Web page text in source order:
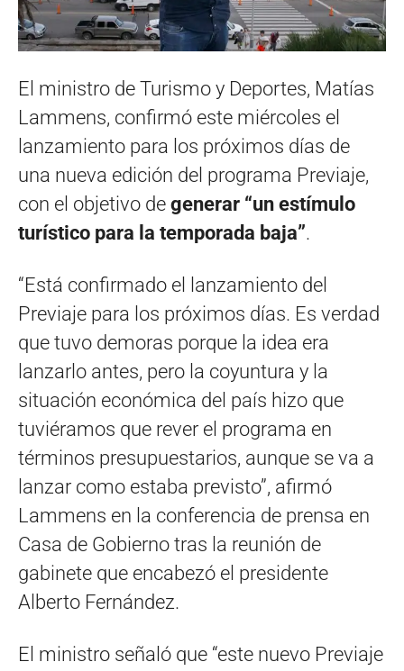
El ministro de Turismo y Deportes, Matías
Lammens, confirmó este miércoles el
lanzamiento para los próximos días de
una nueva edición del programa Previaje,
con el objetivo de generar “un estímulo
turístico para la temporada baja”.
“Está confirmado el lanzamiento del
Previaje para los próximos días. Es verdad
que tuvo demoras porque la idea era
lanzarlo antes, pero la coyuntura y la
situación económica del país hizo que
tuviéramos que rever el programa en
términos presupuestarios, aunque se va a
lanzar como estaba previsto”, afirmó
Lammens en la conferencia de prensa en
Casa de Gobierno tras la reunión de
gabinete que encabezó el presidente
Alberto Fernández.
El ministro señaló que “este nuevo Previaje